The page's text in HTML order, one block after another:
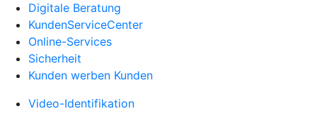
Digitale Beratung
KundenServiceCenter
Online-Services
Sicherheit
Kunden werben Kunden
Video-Identifikation